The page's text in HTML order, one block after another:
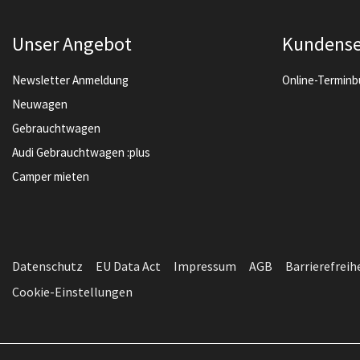
Unser Angebot
Newsletter Anmeldung
Neuwagen
Gebrauchtwagen
Audi Gebrauchtwagen :plus
Camper mieten
Online-
Datenschutz EU Data Act Impressum AGB
Cookie-Einstellungen